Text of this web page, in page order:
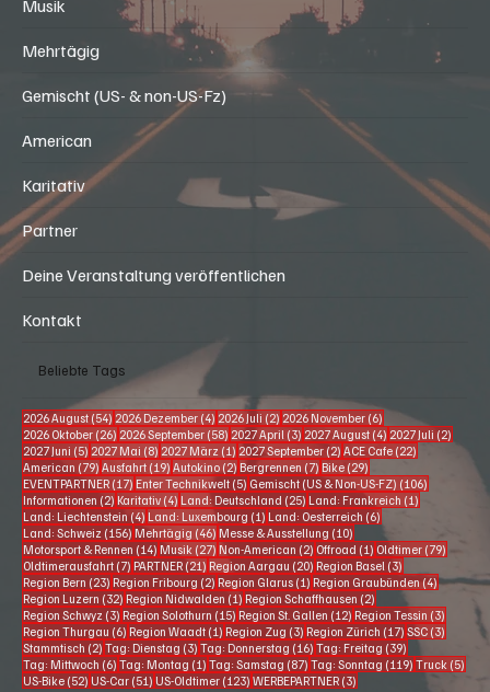
Musik
Mehrtägig
Gemischt (US- & non-US-Fz)
American
Karitativ
Partner
Deine Veranstaltung veröffentlichen
Beliebte Tags
2026 August (54)54 Beiträge
2026 Dezember (4)4 Beiträge
2026 Juli (2)2 Beiträge
2026 November (6)6 Beiträge
2026 Oktober (26)26 Beiträge
2026 September (58)58 Beiträge
2027 April(3) 3 Beiträge
2027 August
2
2027 Juni (5)5 Beiträge
2027 Mai(8)8 Beiträge
2027 März(1)1 Beitrag
2027 September (2)2 Beiträge
ACE Cafe(22)22 Beiträge
American (79) 79 Beiträge
Ausfahrt(19)19 Beiträge
Autokino (2)2 Beiträge
Bergrennen(7)7 Beiträge
Bike(29) 29 Beiträge
EVENTPARTNER (17)17 Beiträge
Enter Technikwelt(5)5 Beiträge
Gemischt (US & Non-US-FZ)
Informationen(2)2 Beiträge
Karitativ(4)4 Beiträge
Land: Deutschland(25)25 Beiträge
Land: Frankreich
Land: Liechtenstein (4)4 Beiträge
Land: Luxembourg(1)1 Beitrag
Land: Oesterreich (6)6 Beiträge
Land: Schweiz(156) 156 Beiträge
Mehrtägig(46)46 Beiträge
Messe & Ausstellung(10) 10 Beiträge
Motorsport & Rennen (14)14 Beiträge
Musik(27) 27 Beiträge
Non-American (2) 2 Beiträge
Offroad(1)1 Beitrag
Oldtimer (79)79
Oldtimerausfahrt (7)7 Beiträge
PARTNER(21)21 Beiträge
Region Aargau(20)20 Beiträge
Region Basel
3 Beiträge
Region Bern(23)23 Beiträge
Region Fribourg (2) 2 Beiträge
Region Glarus (1)1 Beitrag
Region Graubünden(4)4 Beiträge
Region Luzern (32)32 Beiträge
Region Nidwalden (1)1 Beitrag
Region Schaffhausen (2)2 Beiträge
Region Schwyz (3)3 Beiträge
Region Solothurn (15)15 Beiträge
Region St. Gallen (12)12 Beiträge
Region Tessin
Region Thurgau(6)6 Beiträge
Region Waadt (1)1 Beitrag
Region Zug (3)3 Beiträge
Region Zürich (17)17 Beiträge
SSC(3)3
Stammtisch (2)2 Beiträge
Tag: Dienstag(3)3 Beiträge
Tag: Donnerstag(16)16 Beiträge
Tag: Freitag